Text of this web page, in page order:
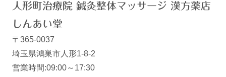
人形町治療院 鍼灸整体マッサージ 漢方薬店
しんあい堂
〒365-0037
埼玉県鴻巣市人形1-8-2
営業時間:09:00～17:30